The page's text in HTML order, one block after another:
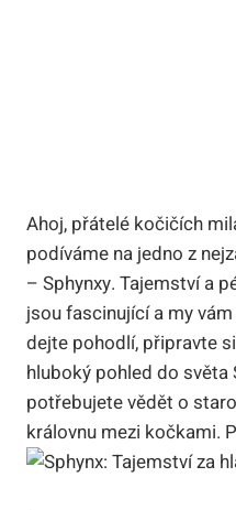
Ahoj, přátelé kočičích
podíváme na jedno z
– Sphynxy. Tajemství a
jsou fascinující a my
dejte pohodlí, připravte
hluboký pohled do světa
potřebujete vědět o
královnu mezi kočkami.